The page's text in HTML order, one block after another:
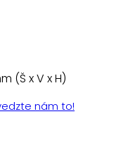
(Š x V x H)
nám to!